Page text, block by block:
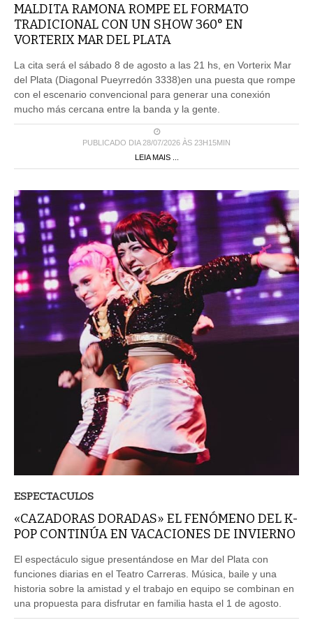
MALDITA RAMONA ROMPE EL FORMATO
TRADICIONAL CON UN SHOW 360° EN
VORTERIX MAR DEL PLATA
La cita será el sábado 8 de agosto a las 21 hs, en Vorterix Mar
del Plata (Diagonal Pueyrredón 3338)en una puesta que rompe
con el escenario convencional para generar una conexión
mucho más cercana entre la banda y la gente.
PUBLICADO DIA 28/07/2026 ÀS 23H15MIN
LEIA MAIS ...
ESPECTACULOS
«CAZADORAS DORADAS» EL FENÓMENO DEL K-
POP CONTINÚA EN VACACIONES DE INVIERNO
El espectáculo sigue presentándose en Mar del Plata con
funciones diarias en el Teatro Carreras. Música, baile y una
historia sobre la amistad y el trabajo en equipo se combinan en
una propuesta para disfrutar en familia hasta el 1 de agosto.